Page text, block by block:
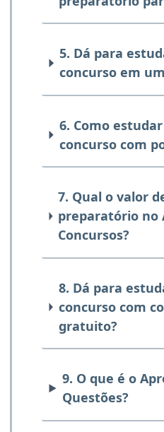
5. Dá para
concurso em
6. Como
concurso com
7. Qual o valor
preparatório no
Concursos?
8. Dá para
concurso com
gratuito?
9. O que é o
Questões?